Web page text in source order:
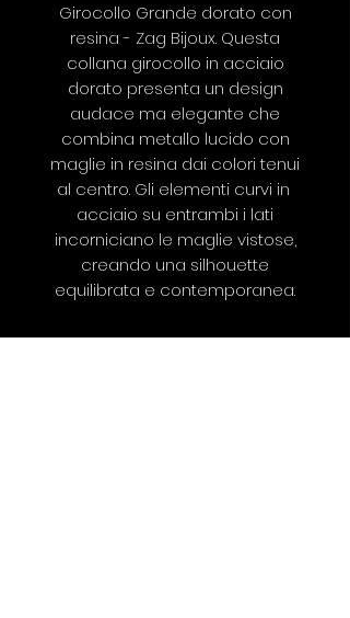
Girocollo Grande dorato con
resina - Zag Bijoux. Questa
collana girocollo in acciaio
dorato presenta un design
audace ma elegante che
combina metallo lucido con
maglie in resina dai colori tenui
al centro. Gli elementi curvi in ​​
acciaio su entrambi i lati
incorniciano le maglie vistose,
creando una silhouette
equilibrata e contemporanea.